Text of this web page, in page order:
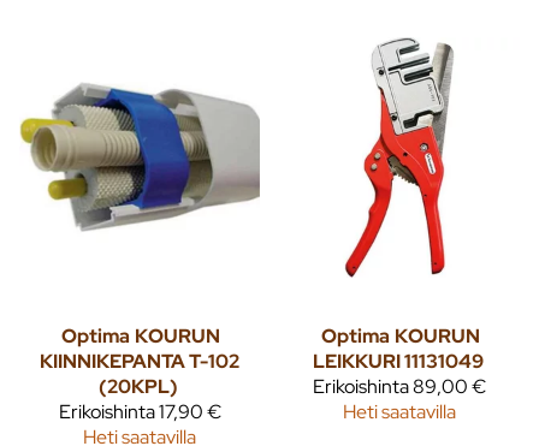
Optima KOURUN
KIINNIKEPANTA T-102
(20KPL)
Erikoishinta17,90 €
Heti saatavilla
Optima KOURUN
LEIKKURI 11131049
Erikoishinta89,00 €
Heti saatavilla